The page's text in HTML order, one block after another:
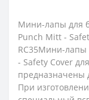
Мини-лапы для
Punch Mitt -
RC35Мини-лапы
- Safety Cover
предназначены
При